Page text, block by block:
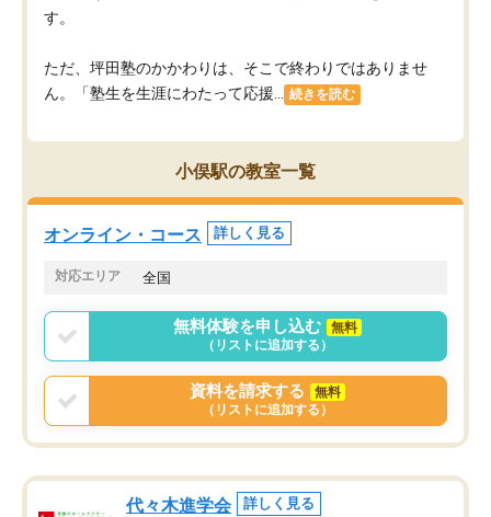
す。
ただ、坪田塾のかかわりは、そこで終わりではありませ
ん。「塾生を生涯にわたって応援...
続きを読む
小俣駅の教室一覧
オンライン・コース 詳しく見る
対応エリア 全国
無料体験を申し込む
無料
（リストに追加する）
資料を請求する
無料
（リストに追加する）
代々木進学会 詳しく見る